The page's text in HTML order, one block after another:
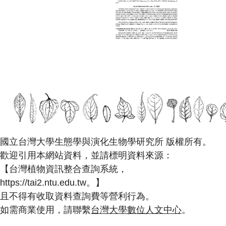
國立台灣大學生態學與演化生物學研究所 版權所有。
歡迎引用本網站資料，並請標明資料來源：
【台灣植物資訊整合查詢系統，
https://tai2.ntu.edu.tw。】
且不得有收取資料查詢費等營利行為。
如需商業使用，請聯繫台灣大學數位人文中心。